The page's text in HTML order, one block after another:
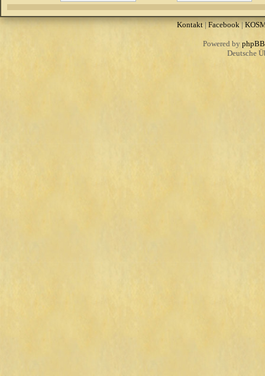
Kontakt| Facebook|
Powered by phpBB
Deutsche